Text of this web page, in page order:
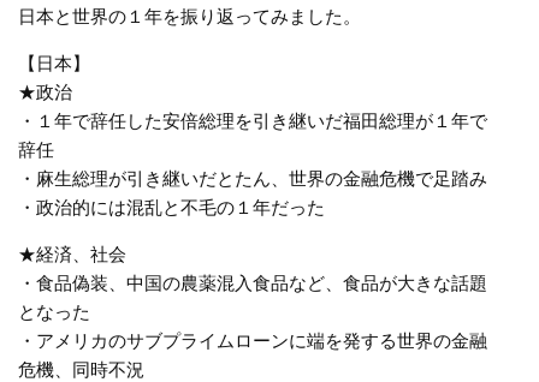
日本と世界の１年を振り返ってみました。
【日本】
★政治
・１年で辞任した安倍総理を引き継いだ福田総理が１年で
辞任
・麻生総理が引き継いだとたん、世界の金融危機で足踏み
・政治的には混乱と不毛の１年だった
★経済、社会
・食品偽装、中国の農薬混入食品など、食品が大きな話題
となった
・アメリカのサブプライムローンに端を発する世界の金融
危機、同時不況